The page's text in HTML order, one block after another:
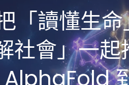
「讀懂生命
社會」一起
AlphaFold